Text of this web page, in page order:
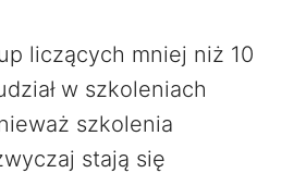
liczących mniej niż 10
w szkoleniach
szkolenia
stają się